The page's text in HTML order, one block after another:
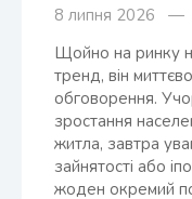
8 липня 2026 —
Щойно на ринку
тренд, він
обговорення.
зростання
житла, завтра
зайнятості або
жоден окремий